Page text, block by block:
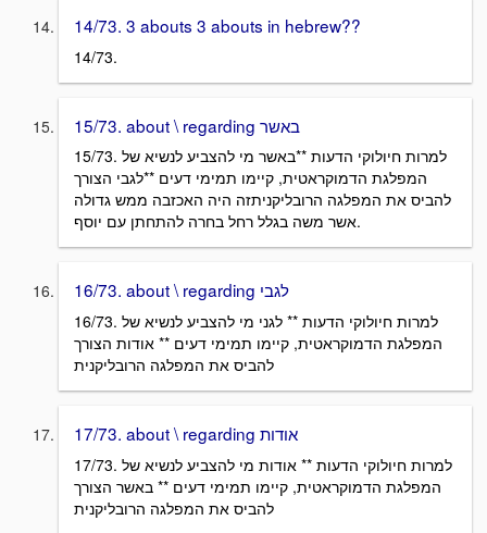
14/73. 3 abouts 3 abouts in hebrew??
14/73.
15/73. about \ regarding באשר
15/73. למרות חיולוקי הדעות **באשר מי להצביע לנשיא של
המפלגת הדמוקראטית, קיימו תמימי דעים **לגבי הצורך
להביס את המפלגה הרובליקניתזה היה האכזבה ממש גדולה
אשר משה בגלל רחל בחרה להתחתן עם יוסף.
16/73. about \ regarding לגבי
16/73. למרות חיולוקי הדעות ** לגני מי להצביע לנשיא של
המפלגת הדמוקראטית, קיימו תמימי דעים ** אודות הצורך
להביס את המפלגה הרובליקנית
17/73. about \ regarding אודות
17/73. למרות חיולוקי הדעות ** אודות מי להצביע לנשיא של
המפלגת הדמוקראטית, קיימו תמימי דעים ** באשר הצורך
להביס את המפלגה הרובליקנית